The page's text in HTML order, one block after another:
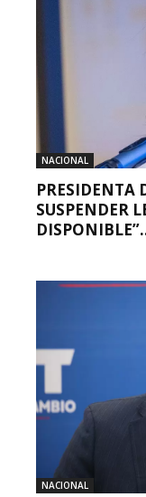
NACIONAL
PRESIDENTA
SUSPENDER
NACIONAL